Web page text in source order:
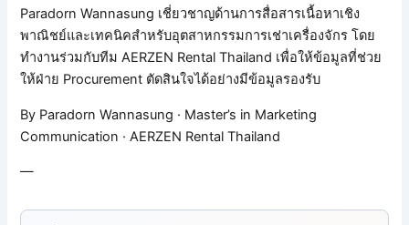
Paradorn Wannasung เชี่ยวชาญด้านการสื่อสารเนื้อหาเชิง
พาณิชย์และเทคนิคสำหรับอุตสาหกรรมการเช่าเครื่องจักร โดย
ทำงานร่วมกับทีม AERZEN Rental Thailand เพื่อให้ข้อมูลที่ช่วย
ให้ฝ่าย Procurement ตัดสินใจได้อย่างมีข้อมูลรองรับ
By Paradorn Wannasung · Master’s in Marketing
Communication · AERZEN Rental Thailand
—